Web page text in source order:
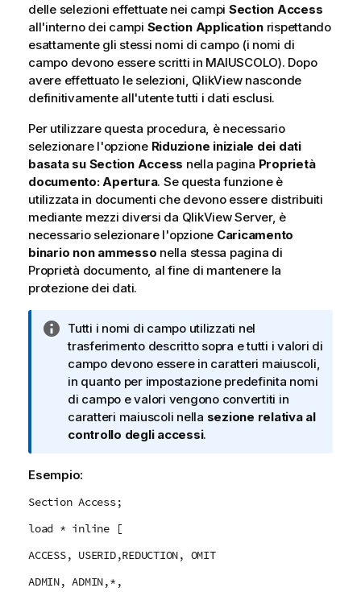
delle selezioni effettuate nei campi Section Access
all'interno dei campi Section Applicationrispettando
esattamente gli stessi nomi di campo (i nomi di
campo devono essere scritti in MAIUSCOLO). Dopo
avere effettuato le selezioni, QlikView nasconde
definitivamente all'utente tutti i dati esclusi.
Per utilizzare questa procedura, è necessario
selezionare l'opzione Riduzione iniziale dei dati
basata su Section Access nella pagina Proprietà
documento: Apertura. Se questa funzione è
utilizzata in documenti che devono essere distribuiti
mediante mezzi diversi da QlikView Server, è
necessario selezionare l'opzione Caricamento
binario non ammesso nella stessa pagina di
Proprietà documento, al fine di mantenere la
protezione dei dati.
N
o
t
a
i
n
f
r
a
c
a
Tutti i nomi di campo utilizzati nel
trasferimento descritto sopra e tutti i valori di
campo devono essere in caratteri maiuscoli,
in quanto per impostazione predefinita nomi
di campo e valori vengono convertiti in
caratteri maiuscoli nella sezione relativa al
controllo degli accessi.
Esempio:
Section Access;
load * inline [
ACCESS, USERID,REDUCTION, OMIT
ADMIN, ADMIN,*,